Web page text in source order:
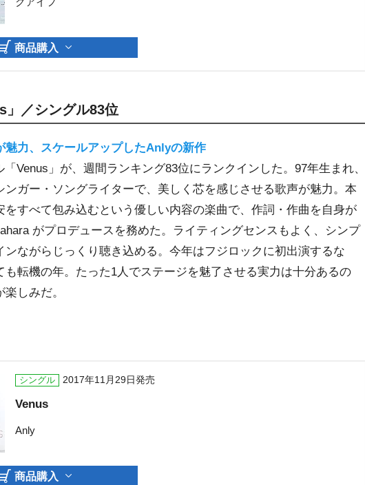
商品購入
」／シングル83位
魅力、スケールアップしたAnlyの新作
Venus」が、週間ランキング83位にランクインした。97年生まれ、
ンガー・ソングライターで、美しく芯を感じさせる歌声が魅力。本
をすべて包み込むという優しい内容の楽曲で、作詞・作曲を自身が
がプロデュースを務めた。ライティングセンスもよく、シンプ
ンながらじっくり聴き込める。今年はフジロックに初出演するな
も転機の年。たった1人でステージを魅了させる実力は十分あるの
しみだ。
シングル 2017年11月29日発売
Venus
Anly
商品購入